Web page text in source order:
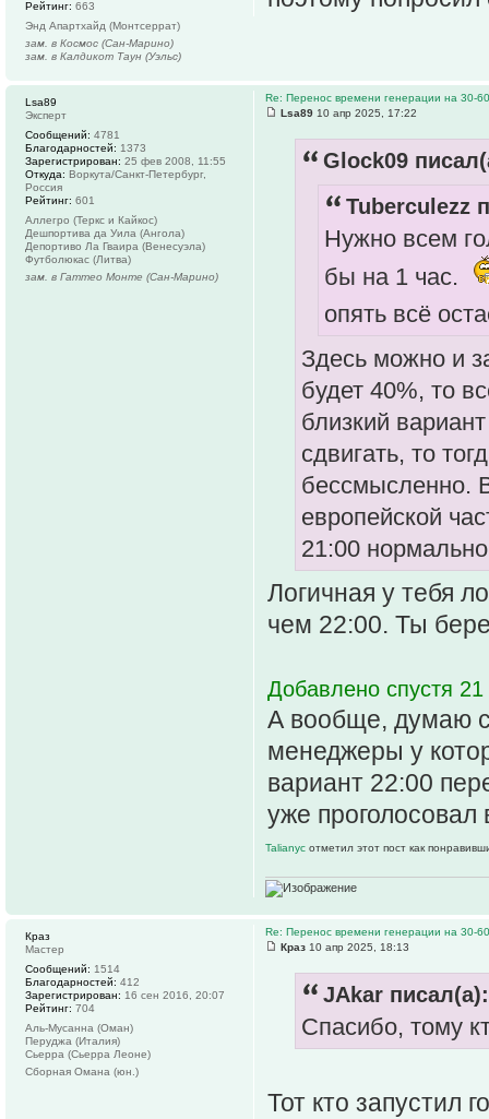
Рейтинг: 663
Энд Апартхайд (Монтсеррат)
зам. в Космос (Сан-Марино)
зам. в Калдикот Таун (Уэльс)
Re: Перенос времени генерации на 30-
Lsa89 10 апр 2025, 17:22
Glock09
Tuberculezz
Нужно всем
бы на 1 час.
опять всё
Здесь можно и
будет 40%, то
близкий
сдвигать, то
бессмысленно.
европейской
21:00
Логичная у тебя
чем 22:00. Ты
Добавлено спустя
А вообще, думаю
менеджеры у
вариант 22:00
уже проголосовал
Talianyc отметил этот пост как
Lsa89
Эксперт
Сообщений: 4781
Благодарностей: 1373
Зарегистрирован: 25 фев 2008, 11:55
Откуда: Воркута/Санкт-Петербург,
Россия
Рейтинг: 601
Аллегро (Теркс и Кайкос)
Дешпортива да Уила (Ангола)
Депортиво Ла Гваира (Венесуэла)
Футболюкас (Литва)
зам. в Гаттео Монте (Сан-Марино)
Re: Перенос времени генерации на 30-
Краз 10 апр 2025, 18:13
JAkar писал(а):
Спасибо, тому
Тот кто запустил
Краз
Мастер
Сообщений: 1514
Благодарностей: 412
Зарегистрирован: 16 сен 2016, 20:07
Рейтинг: 704
Аль-Мусанна (Оман)
Перуджа (Италия)
Сьерра (Сьерра Леоне)
Сборная Омана (юн.)